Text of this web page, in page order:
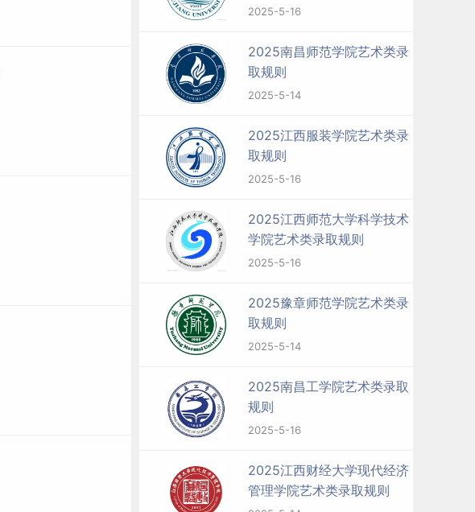
2025-5-16
2025南昌师范学院艺术类录
取规则
2025-5-14
2025江西服装学院艺术类录
取规则
2025-5-16
2025江西师范大学科学技术
学院艺术类录取规则
2025-5-16
2025豫章师范学院艺术类录
取规则
2025-5-14
2025南昌工学院艺术类录取
规则
2025-5-16
2025江西财经大学现代经济
管理学院艺术类录取规则